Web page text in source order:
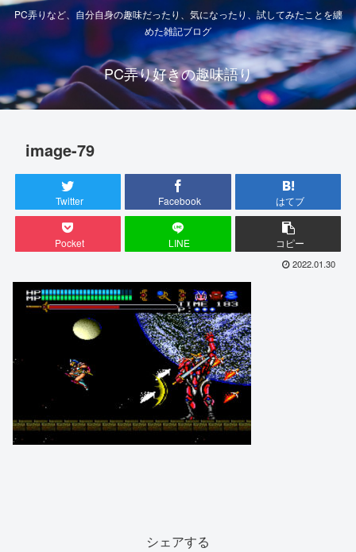
PC弄りなど、自分自身の趣味だったり、気になったり、試してみたことを纏
めた雑記ブログ
PC弄り好きの趣味語り
image-79
Twitter Facebook はてブ
Pocket LINE コピー
2022.01.30
シェアする